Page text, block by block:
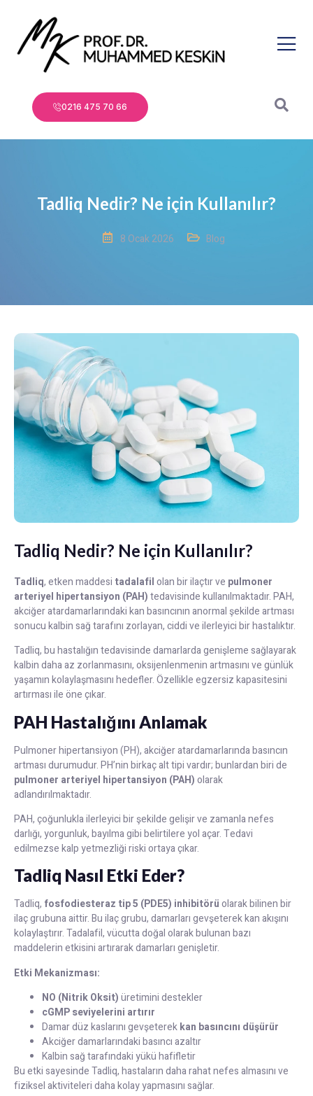
0216 475 70 66
Tadliq Nedir? Ne için Kullanılır?
8 Ocak 2026 Blog
Tadliq Nedir? Ne için Kullanılır?
Tadliq, etken maddesi tadalafilolan bir ilaçtır ve pulmoner
arteriyel hipertansiyon (PAH)tedavisinde kullanılmaktadır. PAH,
akciğer atardamarlarındaki kan basıncının anormal şekilde artması
sonucu kalbin sağ tarafını zorlayan, ciddi ve ilerleyici bir hastalıktır.
Tadliq, bu hastalığın tedavisinde damarlarda genişleme sağlayarak
kalbin daha az zorlanmasını, oksijenlenmenin artmasını ve günlük
yaşamın kolaylaşmasını hedefler. Özellikle egzersiz kapasitesini
artırması ile öne çıkar.
PAH Hastalığını Anlamak
Pulmoner hipertansiyon (PH), akciğer atardamarlarında basıncın
artması durumudur. PH’nin birkaç alt tipi vardır; bunlardan biri de
pulmoner arteriyel hipertansiyon (PAH)olarak
adlandırılmaktadır.
PAH, çoğunlukla ilerleyici bir şekilde gelişir ve zamanla nefes
darlığı, yorgunluk, bayılma gibi belirtilere yol açar. Tedavi
edilmezse kalp yetmezliği riski ortaya çıkar.
Tadliq Nasıl Etki Eder?
Tadliq, fosfodiesteraz tip 5 (PDE5) inhibitörüolarak bilinen bir
ilaç grubuna aittir. Bu ilaç grubu, damarları gevşeterek kan akışını
kolaylaştırır. Tadalafil, vücutta doğal olarak bulunan bazı
maddelerin etkisini artırarak damarları genişletir.
Etki Mekanizması:
NO (Nitrik Oksit)üretimini destekler
cGMP seviyelerini artırır
Damar düz kaslarını gevşeterekkan basıncını düşürür
Akciğer damarlarındaki basıncı azaltır
Kalbin sağ tarafındaki yükü hafifletir
Bu etki sayesinde Tadliq, hastaların daha rahat nefes almasını ve
fiziksel aktiviteleri daha kolay yapmasını sağlar.